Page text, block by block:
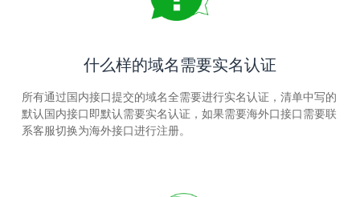
什么样的域名需要实名认证
所有通过国内接口提交的域名全需要进行实名认证，清单中写的
默认国内接口即默认需要实名认证，如果需要海外口接口需要联
系客服切换为海外接口进行注册。